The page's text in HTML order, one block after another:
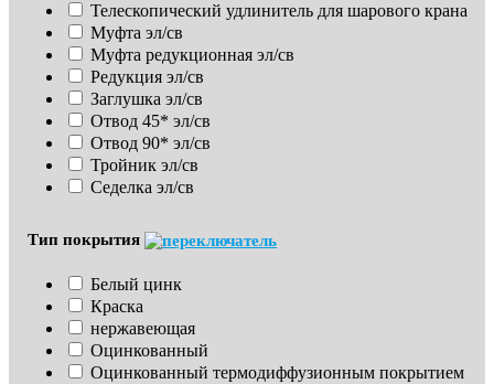
Телескопический удлинитель для шарового крана
Муфта эл/св
Муфта редукционная эл/св
Редукция эл/св
Заглушка эл/св
Отвод 45* эл/св
Отвод 90* эл/св
Тройник эл/св
Седелка эл/св
Тип покрытия
Белый цинк
Краска
нержавеющая
Оцинкованный
Оцинкованный термодиффузионным покрытием